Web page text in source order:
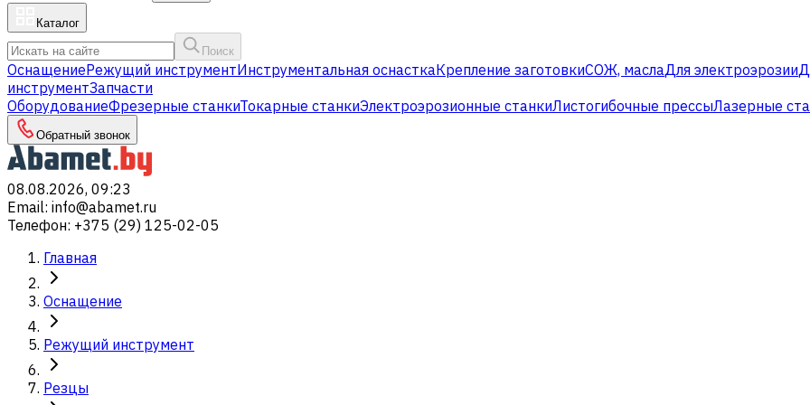
Каталог
Поиск
ОснащениеРежущий инструментИнструментальная оснасткаКрепление заготовкиСОЖ, маслаДля электроэрозии
инструментЗапчасти
ОборудованиеФрезерные станкиТокарные станкиЭлектроэрозионные станкиЛистогибочные прессыЛазерные
Обратный звонок
08.08.2026, 09:23
Email: info@abamet.ru
Телефон: +375 (29) 125-02-05
Главная
Оснащение
Режущий инструмент
Резцы